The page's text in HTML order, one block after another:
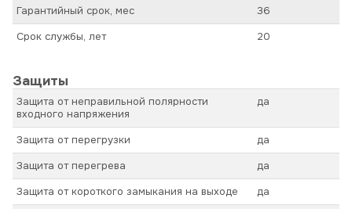
Гарантийный срок, мес
36
Срок службы, лет
20
Защиты
Защита от неправильной полярности
входного напряжения
да
Защита от перегрузки
да
Защита от перегрева
да
Защита от короткого замыкания на выходе
да